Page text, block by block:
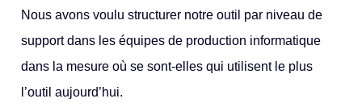
Nous avons voulu structurer notre outil par niveau de
support dans les équipes de production informatique
dans la mesure où se sont-elles qui utilisent le plus
l’outil aujourd’hui.